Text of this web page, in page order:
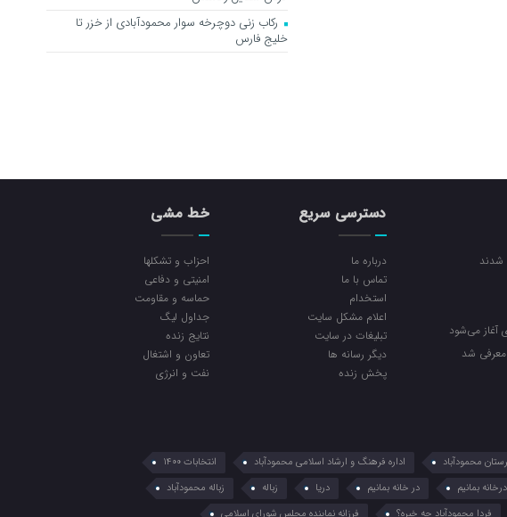
رکاب زنی دوچرخه سوار محمودآبادی از خزر تا
خلیج فارس
شد
دسترسی سریع
درباره ما
تماس با ما
استخدام
اعلام مشکل سایت
تبلیغات در سایت
ديگر رسانه ها
پخش زنده
خط مشی
احزاب و تشکلها
امنیتی و دفاعی
حماسه و مقاومت
جداول لیگ
نتایج زنده
تعاون و اشتغال
نفت و انرژی
محمودآباد اداره فرهنگ و ارشاد اسلامی محمودآباد
انتخابات 1400
درخانه بمانیم در خانه بمانیم دریا زباله
زباله محمودآباد
فردا محمودآباد چه خبره؟ فرزانه نماینده مجلس شورای اسلامی